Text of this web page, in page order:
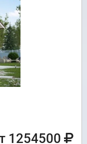
1254500